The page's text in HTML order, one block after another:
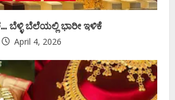
ಬೆಳ್ಳಿ ಬೆಲೆಯಲ್ಲಿ ಭಾರೀ ಇಳಿಕೆ
April 4, 2026